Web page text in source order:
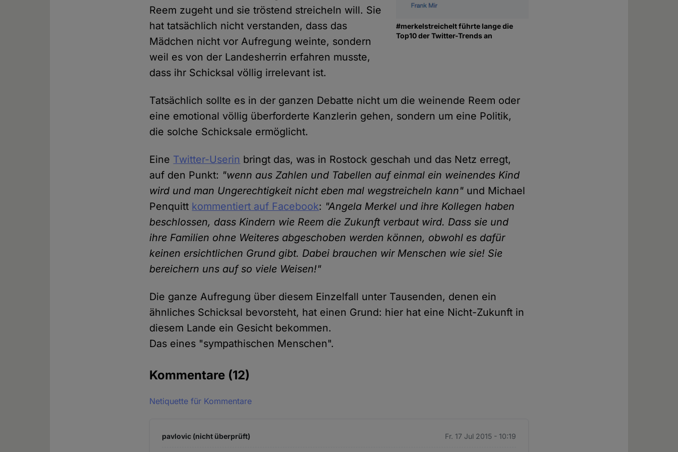
#merkelstreichelt führte lange die
Top10 der Twitter-Trends an
Reem zugeht und sie tröstend streicheln will. Sie
hat tatsächlich nicht verstanden, dass das
Mädchen nicht vor Aufregung weinte, sondern
weil es von der Landesherrin erfahren musste,
dass ihr Schicksal völlig irrelevant ist.
Tatsächlich sollte es in der ganzen Debatte nicht um die weinende Reem oder
eine emotional völlig überforderte Kanzlerin gehen, sondern um eine Politik,
die solche Schicksale ermöglicht.
Eine Twitter-Userin bringt das, was in Rostock geschah und das Netz erregt,
auf den Punkt: "wenn aus Zahlen und Tabellen auf einmal ein weinendes Kind
wird und man Ungerechtigkeit nicht eben mal wegstreicheln kann" und Michael
Penquitt kommentiert auf Facebook: "Angela Merkel und ihre Kollegen haben
beschlossen, dass Kindern wie Reem die Zukunft verbaut wird. Dass sie und
ihre Familien ohne Weiteres abgeschoben werden können, obwohl es dafür
keinen ersichtlichen Grund gibt. Dabei brauchen wir Menschen wie sie! Sie
bereichern uns auf so viele Weisen!"
Die ganze Aufregung über diesem Einzelfall unter Tausenden, denen ein
ähnliches Schicksal bevorsteht, hat einen Grund: hier hat eine Nicht-Zukunft in
diesem Lande ein Gesicht bekommen.
Das eines "sympathischen Menschen".
Kommentare (12)
Netiquette für Kommentare
pavlovic (nicht überprüft) Fr. 17 Jul 2015 - 10:19